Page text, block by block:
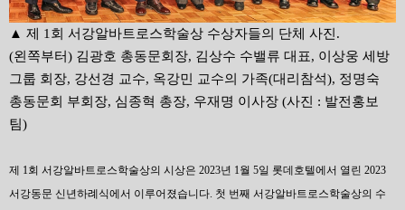
▲ 제 1회 서강알바트로스학술상 수상자들의 단체 사진.
(왼쪽부터) 김광호 총동문회장, 김상수 수밸류 대표, 이상웅 세방
그룹 회장, 강선경 교수, 옥강민 교수의 가족(대리참석), 정명숙
총동문회 부회장, 심종혁 총장, 우재명 이사장 (사진 : 발전홍보
팀)
제 1회 서강알바트로스학술상의 시상은 2023년 1월 5일 롯데호텔에서 열린 2023
서강동문 신년하례식에서 이루어졌습니다. 첫 번째 서강알바트로스학술상의 수